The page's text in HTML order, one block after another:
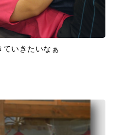
ていきたいなぁ